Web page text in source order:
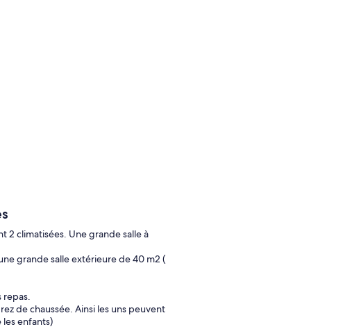
2 climatisées. Une grande salle à
grande salle extérieure de 40 m2 (
repas.
de chaussée. Ainsi les uns peuvent
les enfants)